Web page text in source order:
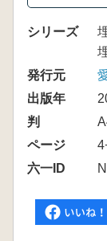
シリーズ
発行元
出版年
判
ページ
六一ID